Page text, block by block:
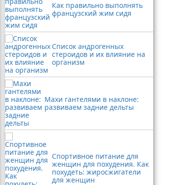
Как правильно выполнять
французский жим сидя
Список андрогенных
стероидов и их влияние на
организм
Махи гантелями в наклоне:
развиваем задние дельты
Спортивное питание для
женщин для похудения. Как
похудеть: жиросжигатели
для женщин